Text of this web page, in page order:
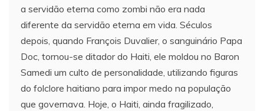
a servidão eterna como zombi não era nada
diferente da servidão eterna em vida. Séculos
depois, quando François Duvalier, o sanguinário Papa
Doc, tornou-se ditador do Haiti, ele moldou no Baron
Samedi um culto de personalidade, utilizando figuras
do folclore haitiano para impor medo na população
que governava. Hoje, o Haiti, ainda fragilizado,